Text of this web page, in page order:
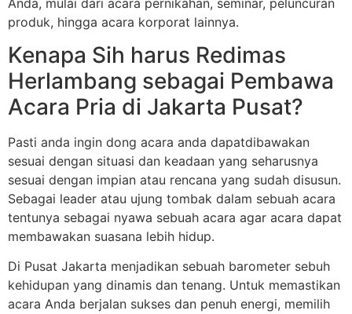
produk, hingga acara korporat lainnya.
Kenapa Sih harus Redimas
Herlambang sebagai Pembawa
Acara Pria di Jakarta Pusat?
Pasti anda ingin dong acara anda dapatdibawakan
sesuai dengan situasi dan keadaan yang seharusnya
sesuai dengan impian atau rencana yang sudah disusun.
Sebagai leader atau ujung tombak dalam sebuah acara
tentunya sebagai nyawa sebuah acara agar acara dapat
membawakan suasana lebih hidup.
Di Pusat Jakarta menjadikan sebuah barometer sebuh
kehidupan yang dinamis dan tenang. Untuk memastikan
acara Anda berjalan sukses dan penuh energi, memilih